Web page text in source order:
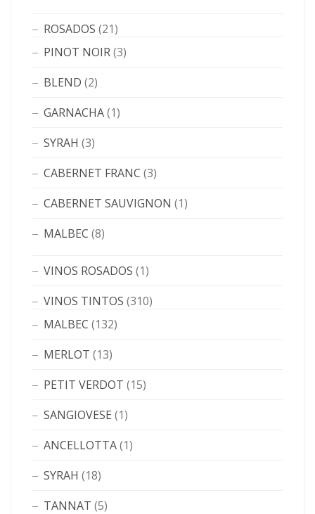
ROSADOS (21)
PINOT NOIR(3)
BLEND (2)
GARNACHA(1)
SYRAH (3)
CABERNET FRANC (3)
CABERNET SAUVIGNON (1)
MALBEC (8)
VINOS ROSADOS (1)
VINOS TINTOS (310)
MALBEC (132)
MERLOT (13)
PETIT VERDOT (15)
SANGIOVESE (1)
ANCELLOTTA(1)
SYRAH (18)
TANNAT (5)